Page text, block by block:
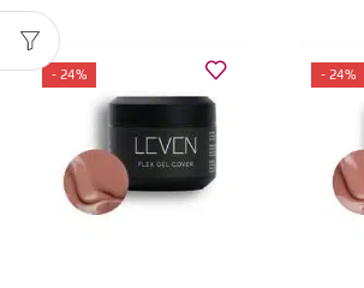
- 24% - 24%